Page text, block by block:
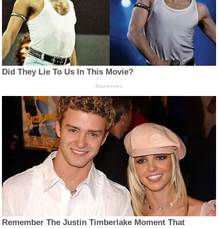
Did They Lie To Us In This Movie?
Brainberries
Remember The Justin Timberlake Moment That